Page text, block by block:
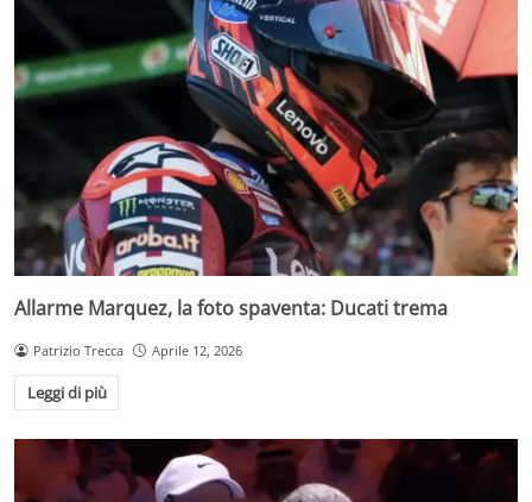
Allarme Marquez, la foto spaventa: Ducati trema
Patrizio Trecca Aprile 12, 2026
Leggi di più